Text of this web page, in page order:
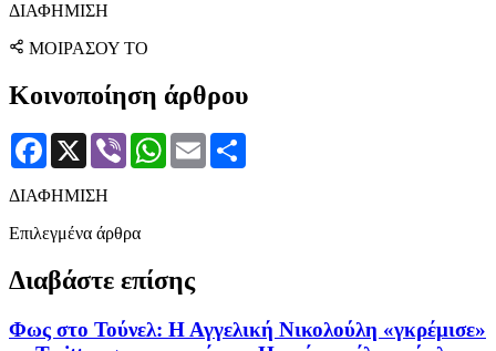
ΔΙΑΦΗΜΙΣΗ
ΜΟΙΡΑΣΟΥ ΤΟ
Κοινοποίηση άρθρου
Facebook
X Viber WhatsApp
Email
ΔΙΑΦΗΜΙΣΗ
Επιλεγμένα άρθρα
Διαβάστε επίσης
Φως στο Τούνελ: Η Αγγελική Νικολούλη «γκρέμισε»